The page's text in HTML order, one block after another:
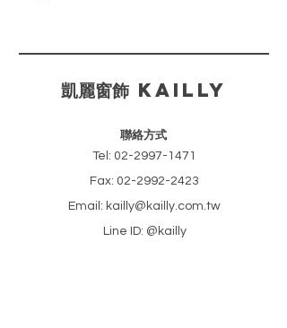
特殊的表面處理使屏幕不易髒。
甲醛對策產品
☆☆☆☆認證產品。
它抑製附著在屏幕上的細菌的生長。
​凱麗窗飾 KAILLY
聯絡方式
Tel: 02-2997-1471
Fax: 02-2992-2423
Email: kailly@kailly.com.tw
Line ID: @kailly